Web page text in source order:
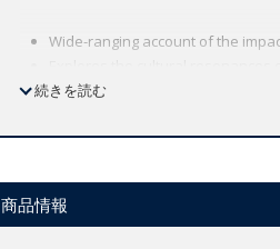
Wide-ranging account of the
Considers the role rivers have
A global look at rivers with
Rivers have played an extraordinarily
and animals, nourishing both town
続きを読む
商品情報